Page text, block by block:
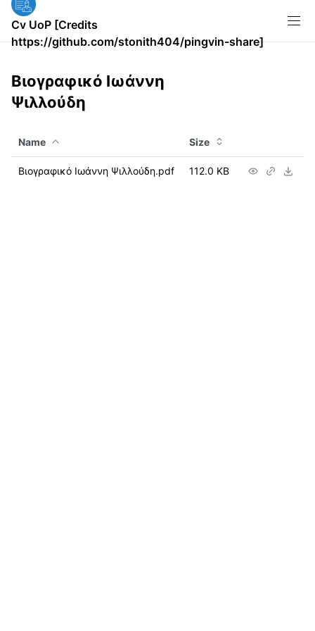
Cv UoP [Credits
https://github.com/stonith404/pingvin-share]
Βιογραφικό Ιωάννη
Ψιλλούδη
Name Size
Βιογραφικό Ιωάννη Ψιλλούδη.pdf 112.0 KB